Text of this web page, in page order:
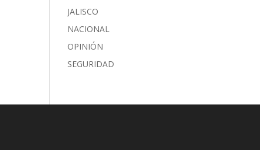
JALISCO
NACIONAL
OPINIÓN
SEGURIDAD